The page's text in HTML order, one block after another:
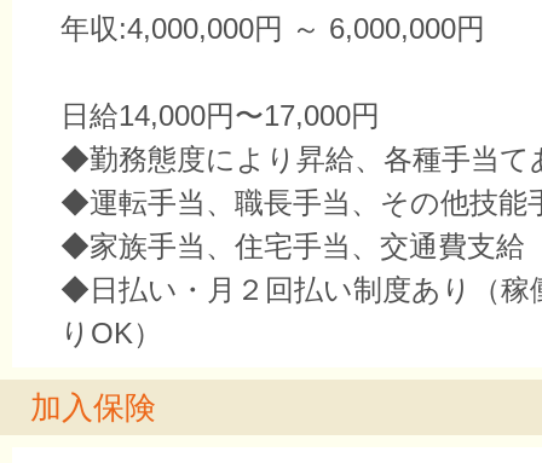
年収:4,000,000円 ～ 6,000,000円
日給14,000円〜17,000円
◆勤務態度により昇給、各種手当て
◆運転手当、職長手当、その他技能
◆家族手当、住宅手当、交通費支給
◆日払い・月２回払い制度あり（稼
りOK）
加入保険